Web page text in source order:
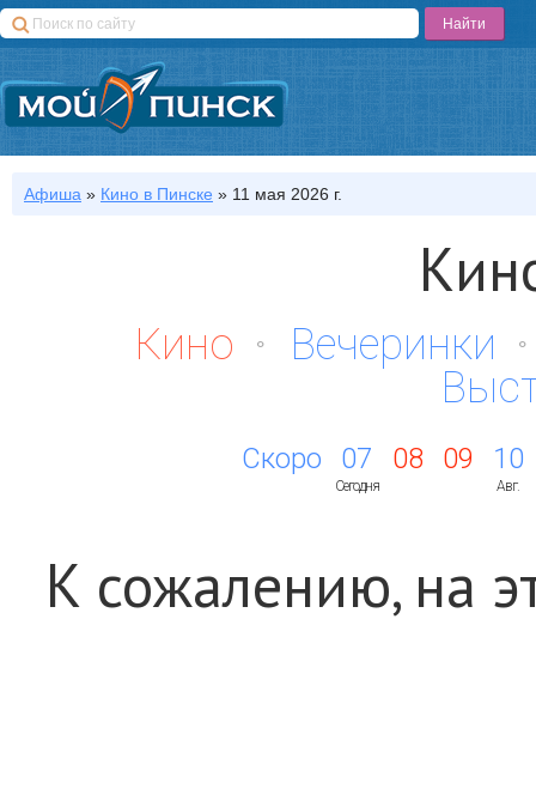
Афиша » Кино в Пинске » 11 мая 2026 г.
Кино
Вечеринки
Скоро 07
Сегодня
08 09 10
Авг.
К сожалению, на